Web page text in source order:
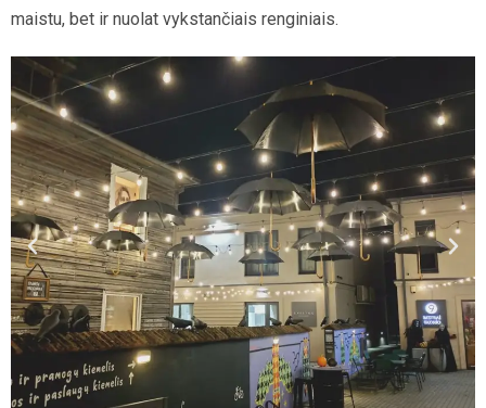
maistu, bet ir nuolat vykstančiais renginiais.